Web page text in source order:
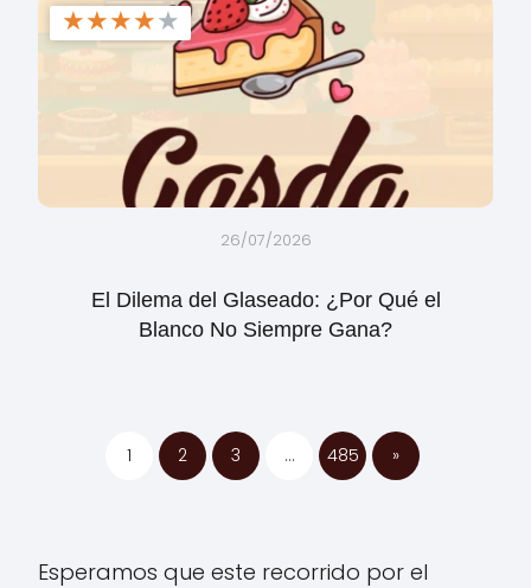
★★★★★
26/07/2026
El Dilema del Glaseado: ¿Por Qué el
Blanco No Siempre Gana?
1 2 3 … 485 »
Esperamos que este recorrido por el